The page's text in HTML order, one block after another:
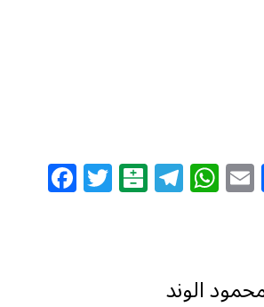
F
a T
w B
al
in
T
el
ra
W
h
A الوند